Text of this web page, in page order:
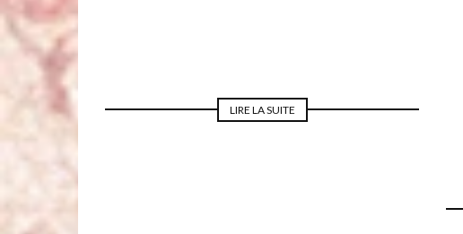
LIRE LA SUITE